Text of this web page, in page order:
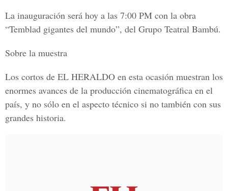
La inauguración será hoy a las 7:00 PM con la obra
“Temblad gigantes del mundo”, del Grupo Teatral Bambú.
Sobre la muestra
Los cortos de EL HERALDO en esta ocasión muestran los
enormes avances de la producción cinematográfica en el
país, y no sólo en el aspecto técnico si no también con sus
grandes historia.